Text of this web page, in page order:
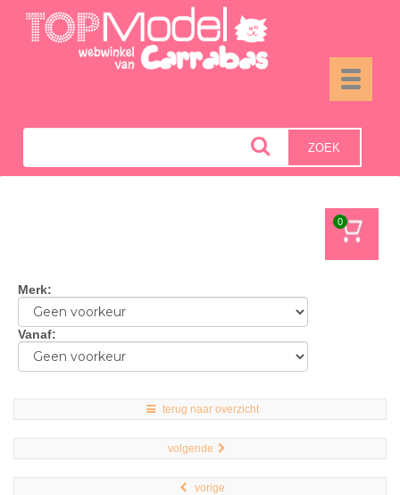
Toggle
ZOEK
0
Merk:
Vanaf:
terug naar overzicht
volgende
vorige